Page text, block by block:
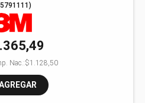
)
Nac.:$1.128,50